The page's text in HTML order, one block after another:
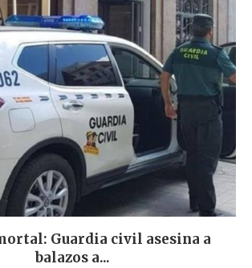
Guardia civil asesina a
balazos a...